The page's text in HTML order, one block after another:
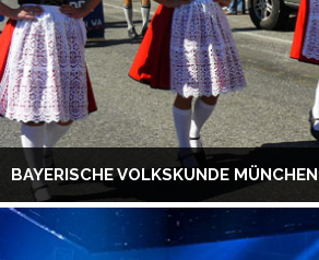
BAYERISCHE VOLKSKUNDE MÜNCHEN